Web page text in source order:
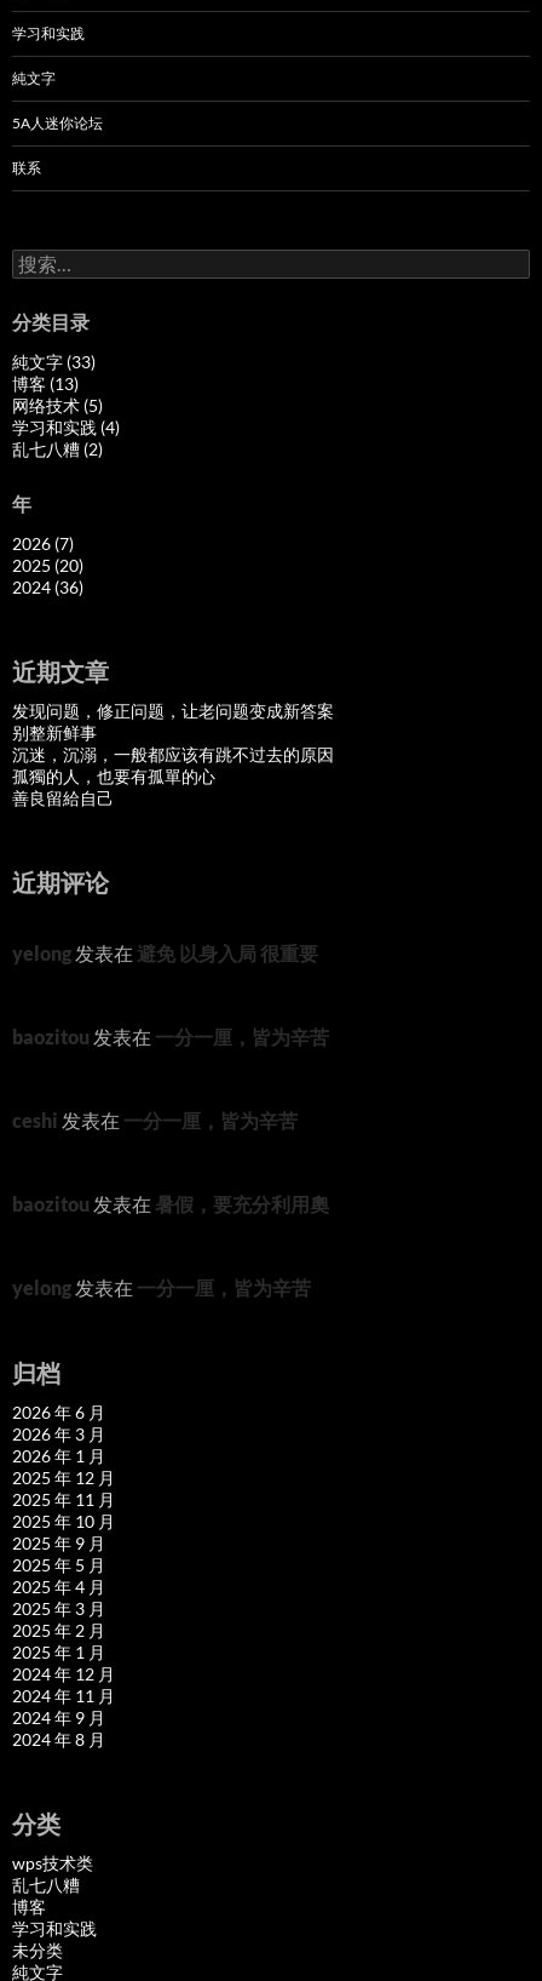
学习和实践
純文字
5A人迷你论坛
联系
搜
索：
分类目录
純文字 (33)
博客 (13)
网络技术 (5)
学习和实践 (4)
乱七八糟 (2)
年
2026 (7)
2025 (20)
2024 (36)
近期文章
发现问题，修正问题，让老问题变成新答案
别整新鲜事
沉迷，沉溺，一般都应该有跳不过去的原因
孤獨的人，也要有孤單的心
善良留給自己
近期评论
yelong 发表在 避免 以身入局 很重要
baozitou 发表在 一分一厘，皆为辛苦
ceshi 发表在 一分一厘，皆为辛苦
baozitou 发表在 暑假，要充分利用奧
yelong 发表在 一分一厘，皆为辛苦
归档
2026 年 6 月
2026 年 3 月
2026 年 1 月
2025 年 12 月
2025 年 11 月
2025 年 10 月
2025 年 9 月
2025 年 5 月
2025 年 4 月
2025 年 3 月
2025 年 2 月
2025 年 1 月
2024 年 12 月
2024 年 11 月
2024 年 9 月
2024 年 8 月
分类
wps技术类
乱七八糟
博客
学习和实践
未分类
純文字